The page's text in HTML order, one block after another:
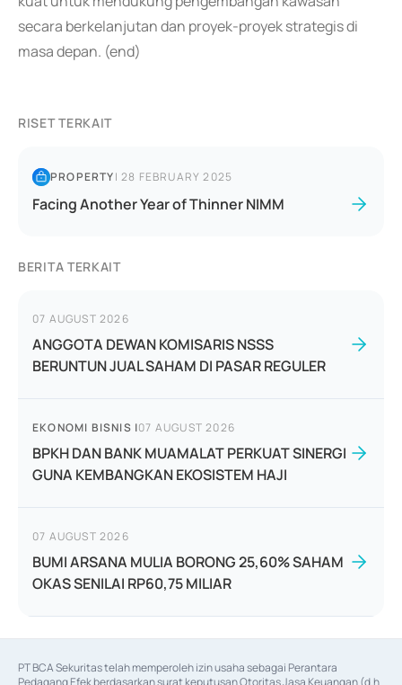
secara berkelanjutan dan proyek-proyek strategis di
masa depan. (end)
RISET TERKAIT
PROPERTY|28 FEBRUARY 2025
Facing Another Year of Thinner NIMM
BERITA TERKAIT
07 AUGUST 2026
ANGGOTA DEWAN KOMISARIS NSSS
BERUNTUN JUAL SAHAM DI PASAR REGULER
EKONOMI BISNIS |07 AUGUST 2026
BPKH DAN BANK MUAMALAT PERKUAT SINERGI
GUNA KEMBANGKAN EKOSISTEM HAJI
07 AUGUST 2026
BUMI ARSANA MULIA BORONG 25,60% SAHAM
OKAS SENILAI RP60,75 MILIAR
PT BCA Sekuritas telah memperoleh izin usaha sebagai Perantara
Pedagang Efek berdasarkan surat keputusan Otoritas Jasa Keuangan (d.h